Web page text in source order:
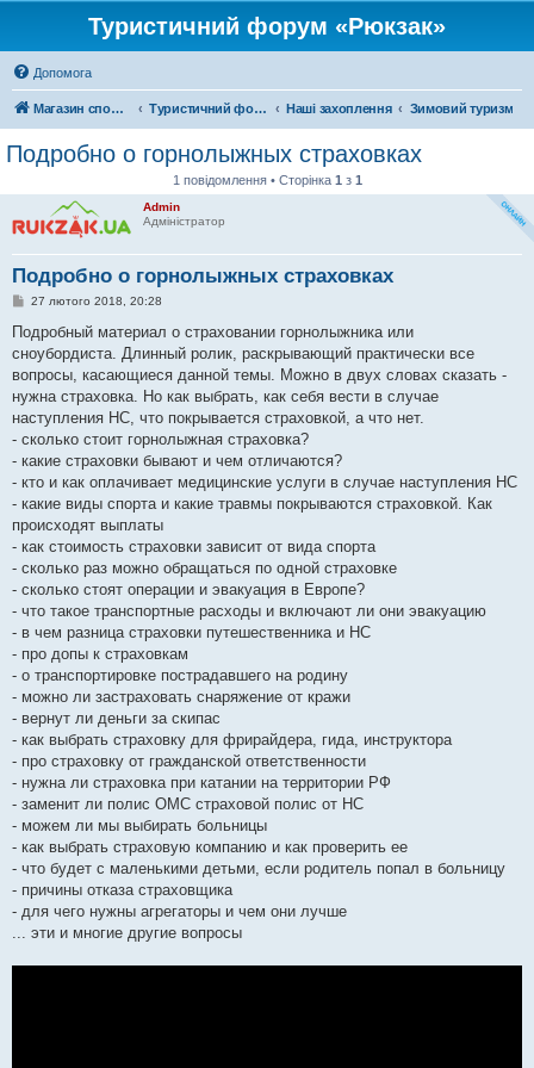
Туристичний форум «Рюкзак»
Допомога
Магазин спорядження Туристичний форум «Рюкзак» Наші захоплення Зимовий туризм
Подробно о горнолыжных страховках
1 повідомлення • Сторінка 1 з 1
Admin
Адміністратор
Подробно о горнолыжных страховках
П
в
д
о
л
е
н
я
27 лютого 2018, 20:28
Подробный материал о страховании горнолыжника или
сноубордиста. Длинный ролик, раскрывающий практически все
вопросы, касающиеся данной темы. Можно в двух словах сказать -
нужна страховка. Но как выбрать, как себя вести в случае
наступления НС, что покрывается страховкой, а что нет.
- сколько стоит горнолыжная страховка?
- какие страховки бывают и чем отличаются?
- кто и как оплачивает медицинские услуги в случае наступления НС
- какие виды спорта и какие травмы покрываются страховкой. Как
происходят выплаты
- как стоимость страховки зависит от вида спорта
- сколько раз можно обращаться по одной страховке
- сколько стоят операции и эвакуация в Европе?
- что такое транспортные расходы и включают ли они эвакуацию
- в чем разница страховки путешественника и НС
- про допы к страховкам
- о транспортировке пострадавшего на родину
- можно ли застраховать снаряжение от кражи
- вернут ли деньги за скипас
- как выбрать страховку для фрирайдера, гида, инструктора
- про страховку от гражданской ответственности
- нужна ли страховка при катании на территории РФ
- заменит ли полис ОМС страховой полис от НС
- можем ли мы выбирать больницы
- как выбрать страховую компанию и как проверить ее
- что будет с маленькими детьми, если родитель попал в больницу
- причины отказа страховщика
- для чего нужны агрегаторы и чем они лучше
... эти и многие другие вопросы